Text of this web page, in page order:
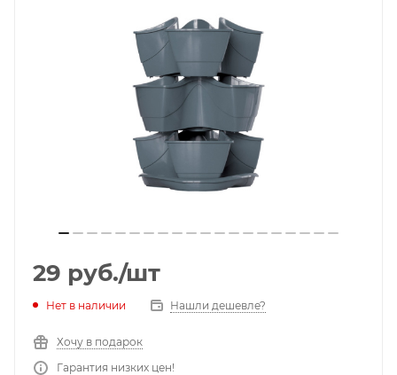
29 руб./шт
Нет в наличии Нашли дешевле?
Хочу в подарок
Гарантия низких цен!